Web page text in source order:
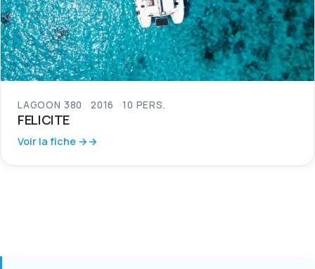
LAGOON 380 2016 10 PERS.
FELICITE
Voir la fiche →